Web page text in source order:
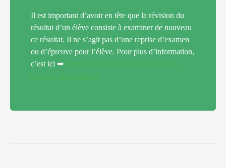
Il est important d’avoir en tête que la révision du
résultat d’un élève consiste à examiner de nouveau
ce résultat. Il ne s’agit pas d’une reprise d’examen
ou d’épreuve pour l’élève. Pour plus d’information,
c’est ici ➡ https://cssc.gouv.qc.ca/demande-de-
revision-dun-resultat/